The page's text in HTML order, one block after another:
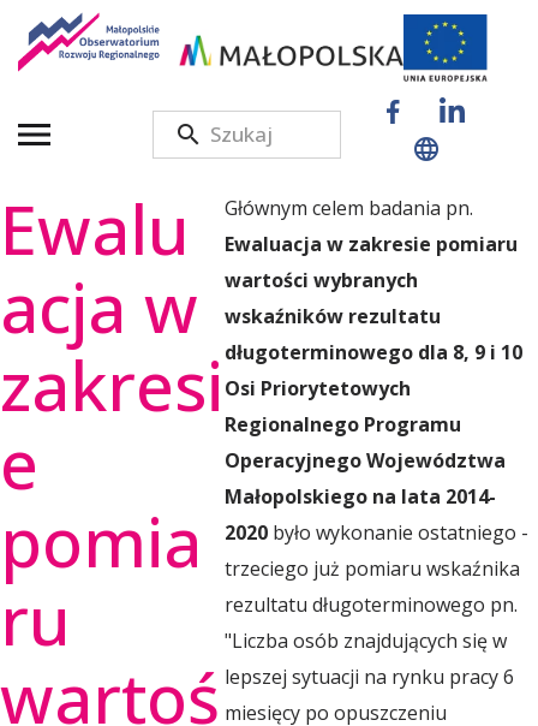
M
a
ł
o
p
o
l
s
Ewalu
acja w
zakresi
e
pomia
ru
wartoś
Głównym celem badania pn.
Ewaluacja w zakresie pomiaru
wartości wybranych
wskaźników rezultatu
długoterminowego dla 8, 9 i 10
Osi Priorytetowych
Regionalnego Programu
Operacyjnego Województwa
Małopolskiego na lata 2014-
2020było wykonanie ostatniego -
trzeciego już pomiaru wskaźnika
rezultatu długoterminowego pn.
"Liczba osób znajdujących się w
lepszej sytuacji na rynku pracy 6
miesięcy po opuszczeniu